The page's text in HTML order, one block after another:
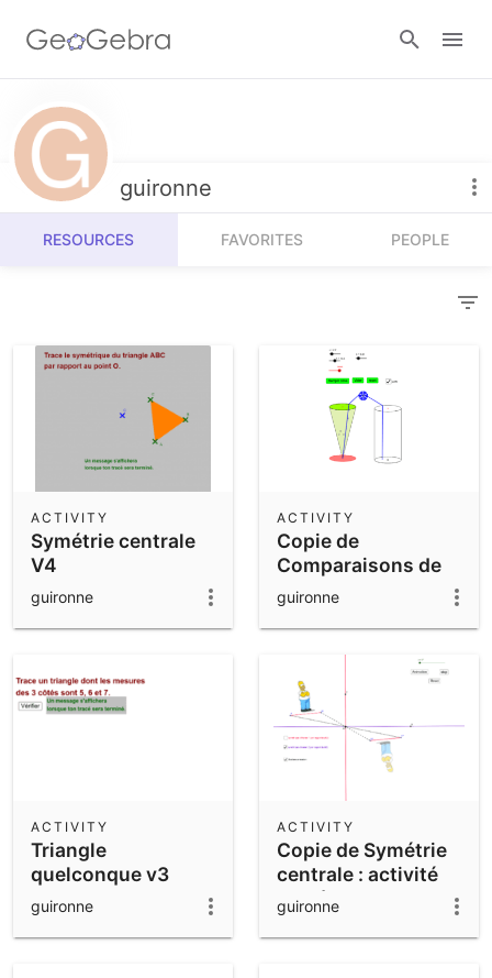
Resources
Number Sense
Algebra
Measurement
Operations
Community Resources
Get started with our Resources
Calculators
3D Calculator
App Downloads
guironne
RESOURCES FAVORITES PEOPLE
Symétrie centrale
V4
ACTIVITY
guironne
Copie de
Comparaisons de
volumes
ACTIVITY
guironne
Triangle
quelconque v3
ACTIVITY
guironne
Copie de Symétrie
centrale : activité
de découverte
ACTIVITY
guironne